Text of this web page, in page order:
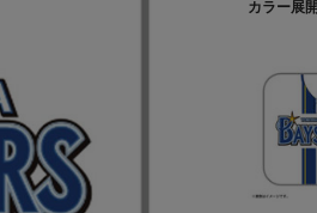
カラー展